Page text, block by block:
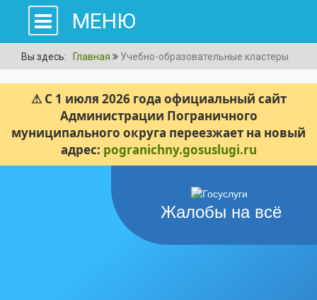
МЕНЮ
Вы здесь: Главная Учебно-образовательные кластеры
⚠ С 1 июля 2026 года официальный сайт
Администрации Пограничного
муниципального округа переезжает на новый
адрес: pogranichny.gosuslugi.ru
Жалобы на всё